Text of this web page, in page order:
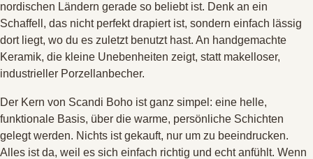
nordischen Ländern gerade so beliebt ist. Denk an ein
Schaffell, das nicht perfekt drapiert ist, sondern einfach lässig
dort liegt, wo du es zuletzt benutzt hast. An handgemachte
Keramik, die kleine Unebenheiten zeigt, statt makelloser,
industrieller Porzellanbecher.
Der Kern von Scandi Boho ist ganz simpel: eine helle,
funktionale Basis, über die warme, persönliche Schichten
gelegt werden. Nichts ist gekauft, nur um zu beeindrucken.
Alles ist da, weil es sich einfach richtig und echt anfühlt. Wenn